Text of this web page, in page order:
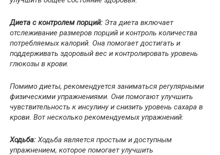
Диета с контролем порций: Эта диета включает
отслеживание размеров порций и контроль количества
потребляемых калорий. Она помогает достигать и
поддерживать здоровый вес и контролировать уровень
глюкозы в крови.
Помимо диеты, рекомендуется заниматься регулярными
физическими упражнениями. Они помогают улучшить
чувствительность к инсулину и снизить уровень сахара в
крови. Вот несколько рекомендуемых упражнений:
Ходьба: Ходьба является простым и доступным
упражнением, которое помогает улучшить